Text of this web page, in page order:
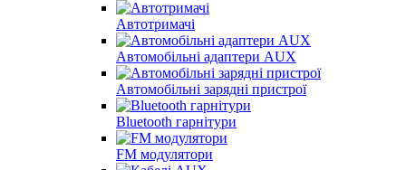
Автотримачі
Автомобільні адаптери AUX
Автомобільні зарядні пристрої
Bluetooth гарнітури
FM модулятори